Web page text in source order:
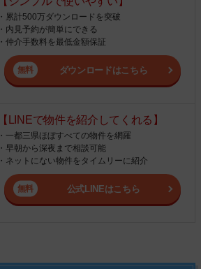
・累計500万ダウンロードを突破
・内見予約が簡単にできる
・仲介手数料を最低金額保証
ダウンロードはこちら
【LINEで物件を紹介してくれる】
・一都三県ほぼすべての物件を網羅
・早朝から深夜まで相談可能
・ネットにない物件をタイムリーに紹介
公式LINEはこちら